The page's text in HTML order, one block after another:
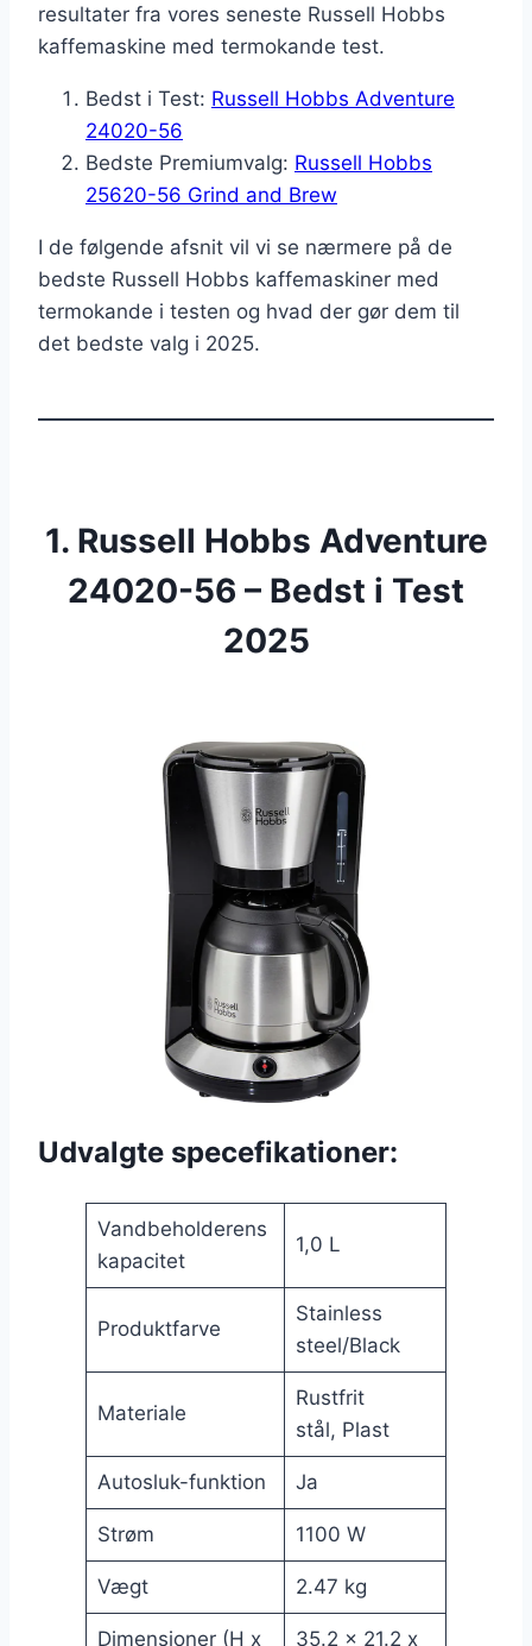
resultater fra vores seneste Russell Hobbs
kaffemaskine med termokande test.
Bedst i Test: Russell Hobbs Adventure
24020-56
Bedste Premiumvalg: Russell Hobbs
25620-56 Grind and Brew
I de følgende afsnit vil vi se nærmere på de
bedste Russell Hobbs kaffemaskiner med
termokande i testen og hvad der gør dem til
det bedste valg i 2025.
1. Russell Hobbs Adventure
24020-56 – Bedst i Test
2025
Udvalgte specefikationer:
Vandbeholderens
kapacitet
1,0 L
Produktfarve
Stainless
steel/Black
Materiale
Rustfrit
stål, Plast
Autosluk-funktion Ja
Strøm 1100 W
Vægt 2.47 kg
Dimensioner (H x 35.2 x 21.2 x